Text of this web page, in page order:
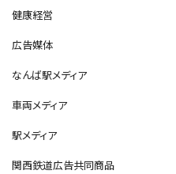
健康経営
広告媒体
なんば駅メディア
車両メディア
駅メディア
関西鉄道広告共同商品